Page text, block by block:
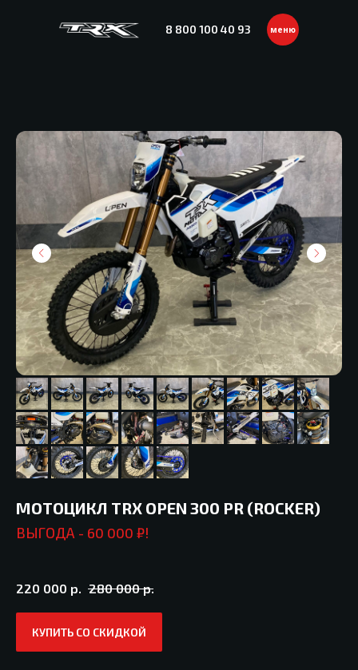
8 800 100 40 93 меню
МОТОЦИКЛ TRX OPEN 300 PR (ROCKER)
ВЫГОДА - 60 000 ₽!
220 000 р. 280 000 р.
КУПИТЬ СО СКИДКОЙ